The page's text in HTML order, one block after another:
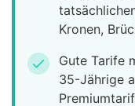
Kronen,
check
Gute Tarife
35-Jährige